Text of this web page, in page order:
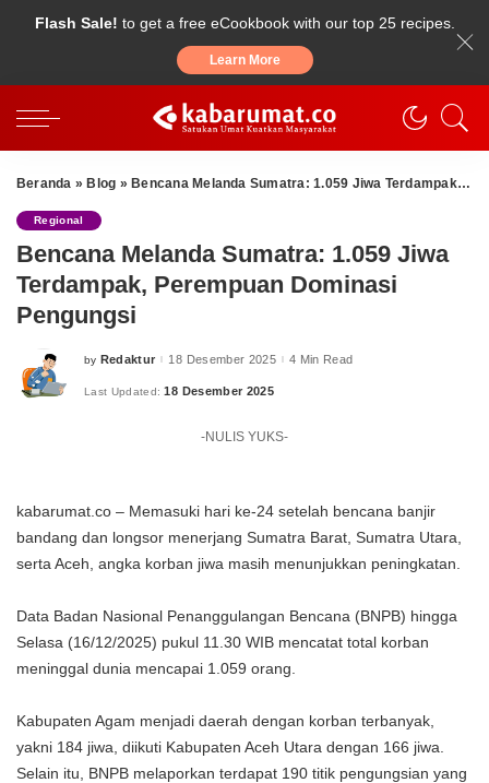
Flash Sale! to get a free eCookbook with our top 25 recipes.
Learn More
Beranda » Blog » Bencana Melanda Sumatra: 1.059 Jiwa Terdampak, Perempuan Dominasi Pengungsi
Regional
Bencana Melanda Sumatra: 1.059 Jiwa
Terdampak, Perempuan Dominasi
Pengungsi
Posted
by Redaktur 18 Desember 2025 4 Min Read
Last Updated: 18 Desember 2025
-NULIS YUKS-
kabarumat.co – Memasuki hari ke-24 setelah bencana banjir
bandang dan longsor menerjang Sumatra Barat, Sumatra Utara,
serta Aceh, angka korban jiwa masih menunjukkan peningkatan.
Data Badan Nasional Penanggulangan Bencana (BNPB) hingga
Selasa (16/12/2025) pukul 11.30 WIB mencatat total korban
meninggal dunia mencapai 1.059 orang.
Kabupaten Agam menjadi daerah dengan korban terbanyak,
yakni 184 jiwa, diikuti Kabupaten Aceh Utara dengan 166 jiwa.
Selain itu, BNPB melaporkan terdapat 190 titik pengungsian yang